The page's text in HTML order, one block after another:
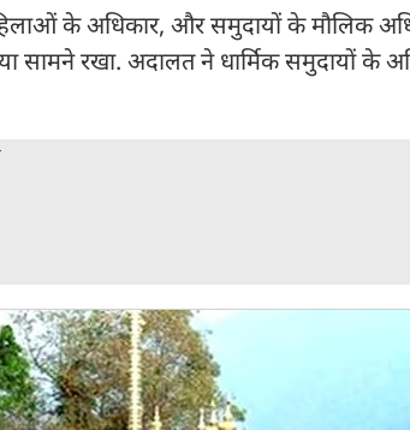
के अधिकार, और समुदायों के मौलिक
सामने रखा. अदालत ने धार्मिक समुदायों के